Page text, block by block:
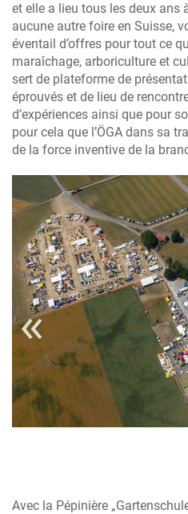
et elle a lieu tous les deux ans
aucune autre foire en Suisse,
éventail d’offres pour tout ce
maraîchage, arboriculture et
sert de plateforme de
éprouvés et de lieu de
d’expériences ainsi que pour
pour cela que l’ÖGA dans sa
de la force inventive de la
Avec la Pépinière